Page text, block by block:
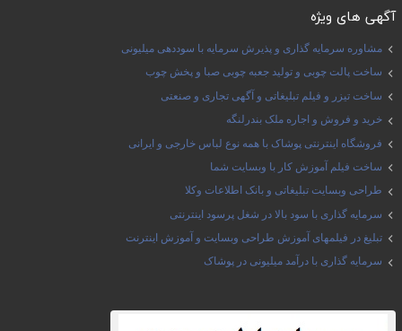
آگهی های ویژه
مشاوره سرمایه گذاری و پذیرش سرمایه با سوددهی میلیونی
ساخت پالت چوبی و تولید جعبه چوبی صبا و پخش چوب
ساخت تیزر و فیلم تبلیغاتی و آگهی تجاری و صنعتی
خرید و فروش و اجاره ملک بندرلنگه
فروشگاه اینترنتی پوشاک با همه نوع لباس خارجی و ایرانی
ساخت فیلم آموزش کار با وبسایت شما
طراحی وبسایت تبلیغاتی و بانک اطلاعات وکلا
سرمایه گذاری با سود بالا در شغل پرسود اینترنتی
تبلیغ در فیلمهای آموزش طراحی وبسایت و آموزش اینترنت
سرمایه گذاری با درآمد میلیونی در پوشاک